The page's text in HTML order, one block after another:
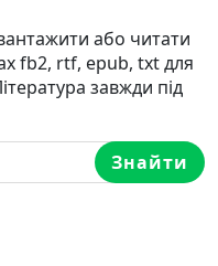
або читати
fb2, rtf, epub, txt для
завжди під
Знайти